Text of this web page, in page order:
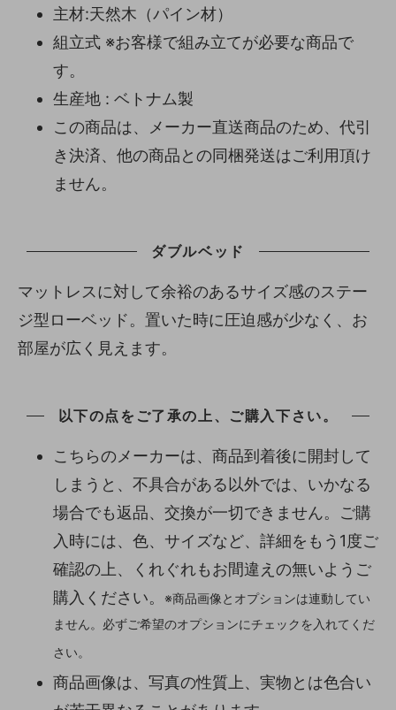
主材:天然木（パイン材）
組立式 ※お客様で組み立てが必要な商品で
す。
生産地 : ベトナム製
この商品は、メーカー直送商品のため、代引
き決済、他の商品との同梱発送はご利用頂け
ません。
ダブルベッド
マットレスに対して余裕のあるサイズ感のステー
ジ型ローベッド。置いた時に圧迫感が少なく、お
部屋が広く見えます。
以下の点をご了承の上、ご購入下さい。
こちらのメーカーは、商品到着後に開封して
しまうと、不具合がある以外では、いかなる
場合でも返品、交換が一切できません。ご購
入時には、色、サイズなど、詳細をもう1度ご
確認の上、くれぐれもお間違えの無いようご
購入ください。
※商品画像とオプションは連動してい
ません。必ずご希望のオプションにチェックを入れてくだ
さい。
商品画像は、写真の性質上、実物とは色合い